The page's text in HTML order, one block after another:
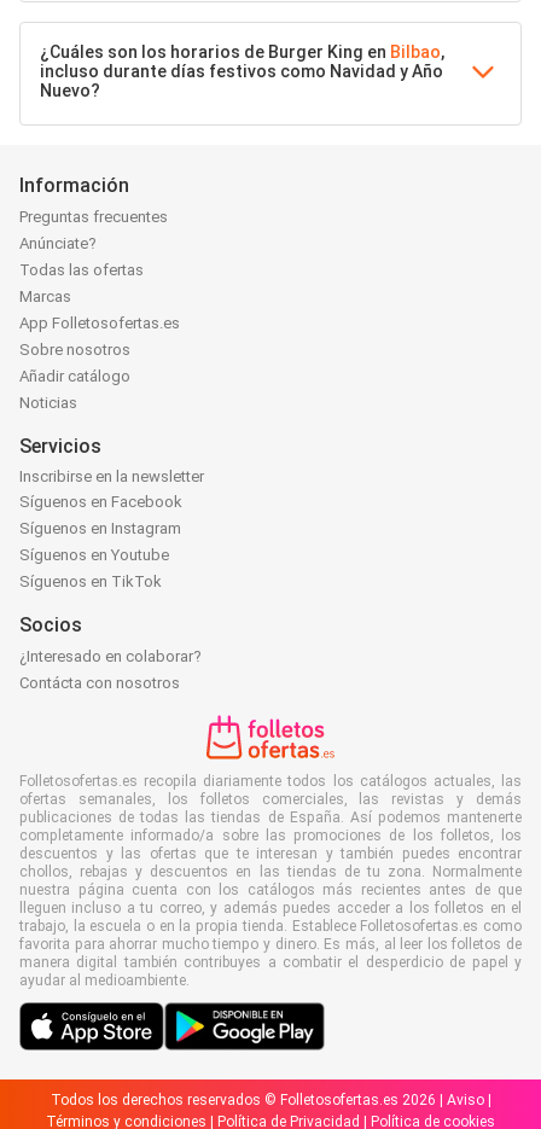
¿Cuáles son los horarios de Burger King en Bilbao,
incluso durante días festivos como Navidad y Año
Nuevo?
Información
Preguntas frecuentes
Anúnciate?
Todas las ofertas
Marcas
App Folletosofertas.es
Sobre nosotros
Añadir catálogo
Noticias
Servicios
Inscribirse en la newsletter
Síguenos en Facebook
Síguenos en Instagram
Síguenos en Youtube
Síguenos en TikTok
Socios
¿Interesado en colaborar?
Contácta con nosotros
Folletosofertas.es recopila diariamente todos los catálogos actuales, las
ofertas semanales, los folletos comerciales, las revistas y demás
publicaciones de todas las tiendas de España. Así podemos mantenerte
completamente informado/a sobre las promociones de los folletos, los
descuentos y las ofertas que te interesan y también puedes encontrar
chollos, rebajas y descuentos en las tiendas de tu zona. Normalmente
nuestra página cuenta con los catálogos más recientes antes de que
lleguen incluso a tu correo, y además puedes acceder a los folletos en el
trabajo, la escuela o en la propia tienda. Establece Folletosofertas.es como
favorita para ahorrar mucho tiempo y dinero. Es más, al leer los folletos de
manera digital también contribuyes a combatir el desperdicio de papel y
ayudar al medioambiente.
Todos los derechos reservados © Folletosofertas.es 2026 | Aviso|
Términos y condiciones
Política de Privacidad Política de cookies